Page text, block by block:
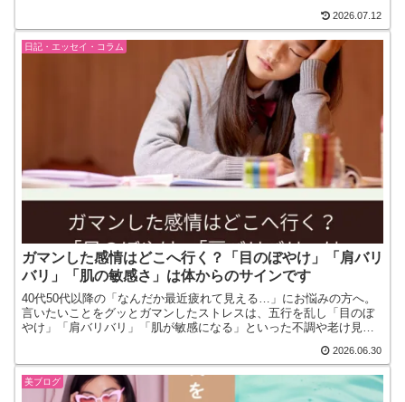
2026.07.12
日記・エッセイ・コラム
ガマンした感情はどこへ行く？「目のぼやけ」「肩バリ
バリ」「肌の敏感さ」は体からのサインです
40代50代以降の「なんだか最近疲れて見える…」にお悩みの方へ。
言いたいことをグッとガマンしたストレスは、五行を乱し「目のぼ
やけ」「肩バリバリ」「肌が敏感になる」といった不調や老け見え
2026.06.30
美ブログ